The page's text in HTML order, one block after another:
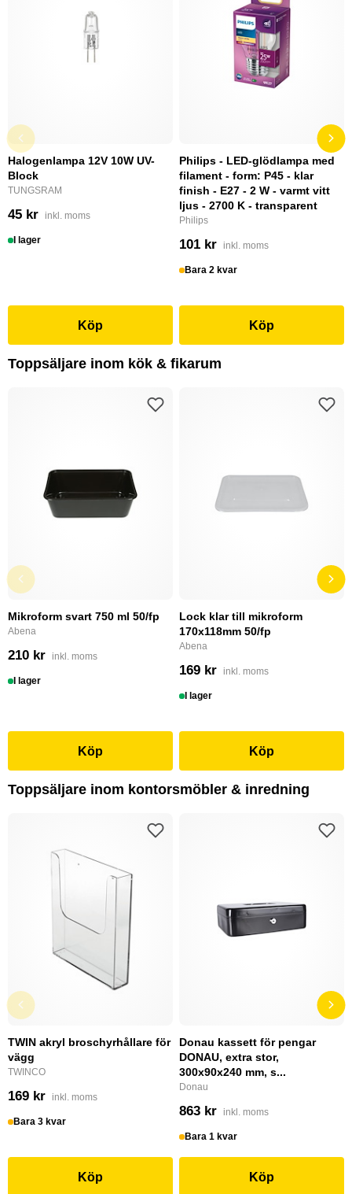
Halogenlampa 12V 10W UV-
Block
TUNGSRAM
45 kr inkl. moms
I lager
Köp
Philips - LED-glödlampa med
filament - form: P45 - klar
finish - E27 - 2 W - varmt vitt
ljus - 2700 K - transparent
Philips
101 kr inkl. moms
Bara 2 kvar
Köp
Toppsäljare inom kök & fikarum
Mikroform svart 750 ml 50/fp
Abena
210 kr inkl. moms
I lager
Köp
Lock klar till mikroform
170x118mm 50/fp
Abena
169 kr inkl. moms
I lager
Köp
Toppsäljare inom kontorsmöbler & inredning
TWIN akryl broschyrhållare för
vägg
TWINCO
169 kr inkl. moms
Bara 3 kvar
Köp
Donau kassett för pengar
DONAU, extra stor,
300x90x240 mm, s...
Donau
863 kr inkl. moms
Bara 1 kvar
Köp